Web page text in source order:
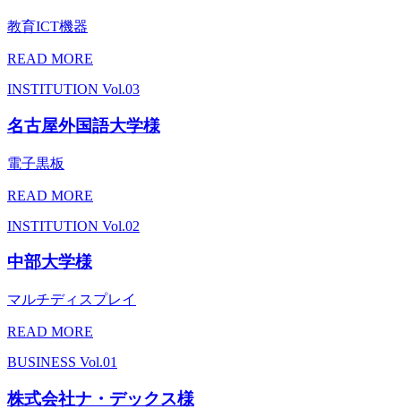
教育ICT機器
READ MORE
INSTITUTION Vol.03
名古屋外国語大学様
電子黒板
READ MORE
INSTITUTION Vol.02
中部大学様
マルチディスプレイ
READ MORE
BUSINESS Vol.01
株式会社ナ・デックス様